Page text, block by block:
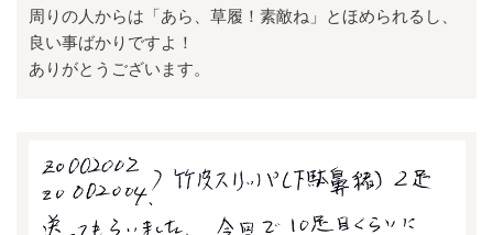
周りの人からは「あら、草履！素敵ね」とほめられるし、
良い事ばかりですよ！
ありがとうございます。